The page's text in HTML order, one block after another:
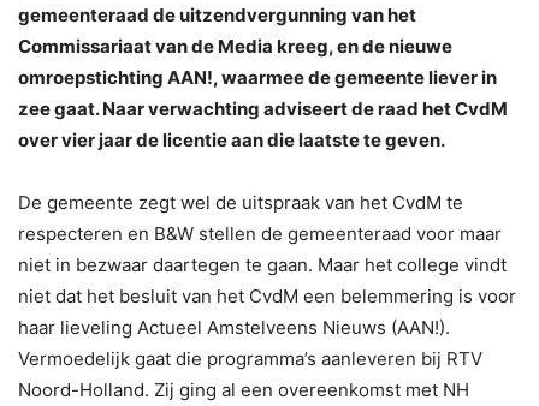
gemeenteraad de uitzendvergunning van het
Commissariaat van de Media kreeg, en de nieuwe
omroepstichting AAN!, waarmee de gemeente liever in
zee gaat. Naar verwachting adviseert de raad het CvdM
over vier jaar de licentie aan die laatste te geven.
De gemeente zegt wel de uitspraak van het CvdM te
respecteren en B&W stellen de gemeenteraad voor maar
niet in bezwaar daartegen te gaan. Maar het college vindt
niet dat het besluit van het CvdM een belemmering is voor
haar lieveling Actueel Amstelveens Nieuws (AAN!).
Vermoedelijk gaat die programma’s aanleveren bij RTV
Noord-Holland. Zij ging al een overeenkomst met NH